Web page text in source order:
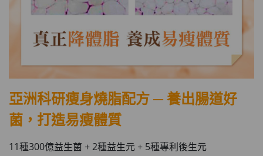
亞洲科研瘦身燒脂配方─養出腸道好
菌，打造易瘦體質
11種300億益生菌 + 2種益生元 + 5種專利後生元